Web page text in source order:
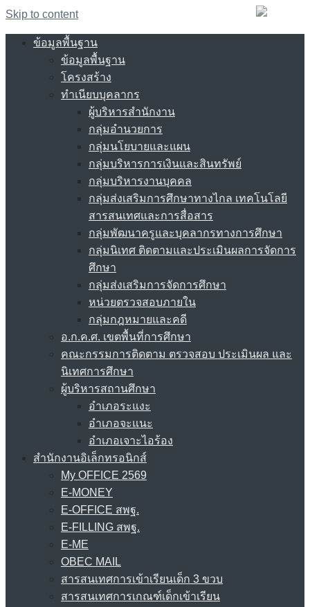
Skip to content
ข้อมูลพื้นฐาน
ข้อมูลพื้นฐาน
โครงสร้าง
ทำเนียบบุคลากร
ผู้บริหารสำนักงาน
กลุ่มอำนวยการ
กลุ่มนโยบายและแผน
กลุ่มบริหารการเงินและสินทรัพย์
กลุ่มบริหารงานบุคคล
กลุ่มส่งเสริมการศึกษาทางไกล เทคโนโลยี
สารสนเทศและการสื่อสาร
กลุ่มพัฒนาครูและบุคลากรทางการศึกษา
กลุ่มนิเทศ ติดตามและประเมินผลการจัดการ
ศึกษา
กลุ่มส่งเสริมการจัดการศึกษา
หน่วยตรวจสอบภายใน
กลุ่มกฎหมายและคดี
อ.ก.ค.ศ. เขตพื้นที่การศึกษา
คณะกรรมการติดตาม ตรวจสอบ ประเมินผล และ
นิเทศการศึกษา
ผู้บริหารสถานศึกษา
อำเภอระแงะ
อำเภอจะแนะ
อำเภอเจาะไอร้อง
สำนักงานอิเล็กทรอนิกส์
My OFFICE 2569
E-MONEY
E-OFFICE สพฐ.
E-FILLING สพฐ.
E-ME
OBEC MAIL
สารสนเทศการเข้าเรียนเด็ก 3 ขวบ
สารสนเทศการเกณฑ์เด็กเข้าเรียน